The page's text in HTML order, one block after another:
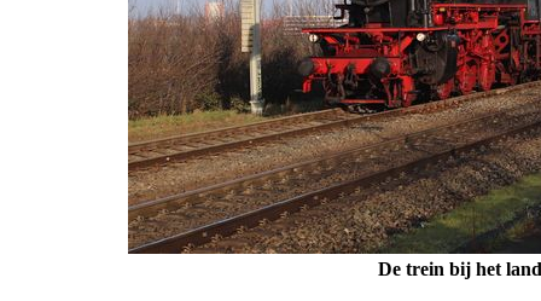
De trein bij het